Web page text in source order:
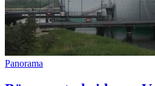
Panorama